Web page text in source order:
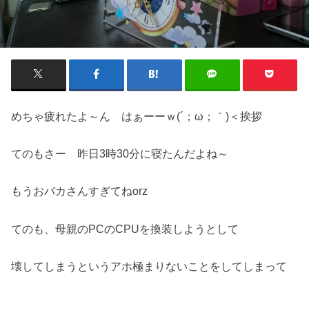
めちゃ疲れたよ～ん はぁーーｗ(´；ω；｀)＜挨拶
てのもさー 昨日3時30分に寝たんだよね～
もうおバカさんすぎてねorz
てのも、母親のPCのCPUを換装しようとして
壊してしまうというアホ極まりないことをしてしまって